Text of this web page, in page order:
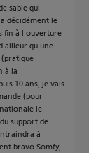
sable qui
décidément le
fin à l'ouverture
qu'une
à la
10 ans, je vais
(pour
le
support de
à
bravo Somfy,